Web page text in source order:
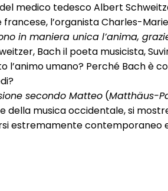
medico tedesco Albert
l’organista Charles-Marie
in maniera unica l’anima,
Bach il poeta musicista,
l’animo umano? Perché Bach è
secondo Matteo (Matthäus-
della musica occidentale, si
estremamente contemporaneo